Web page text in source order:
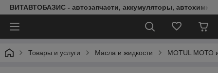
ВИТАВТОБАЗИС - автозапчасти, аккумуляторы, автохимия,
Товары и услуги Масла и жидкости MOTUL МОТО